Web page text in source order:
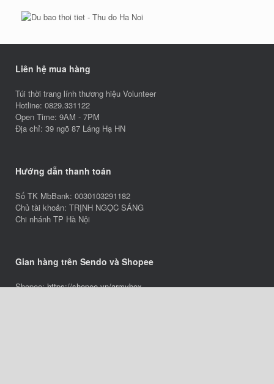
Liên hệ mua hàng
Túi thời trang lính thương hiệu Volunteer
Hotline: 0829.331122
Open Time: 9AM - 7PM
Địa chỉ: 39 ngõ 87 Láng Hạ HN
Hướng dẫn thanh toán
Số TK MbBank: 0030103291182
Chủ tài khoản: TRỊNH NGỌC SÁNG
Chi nhánh TP Hà Nội
Gian hàng trên Sendo và Shopee
Shopee:https://shopee.vn/armybox